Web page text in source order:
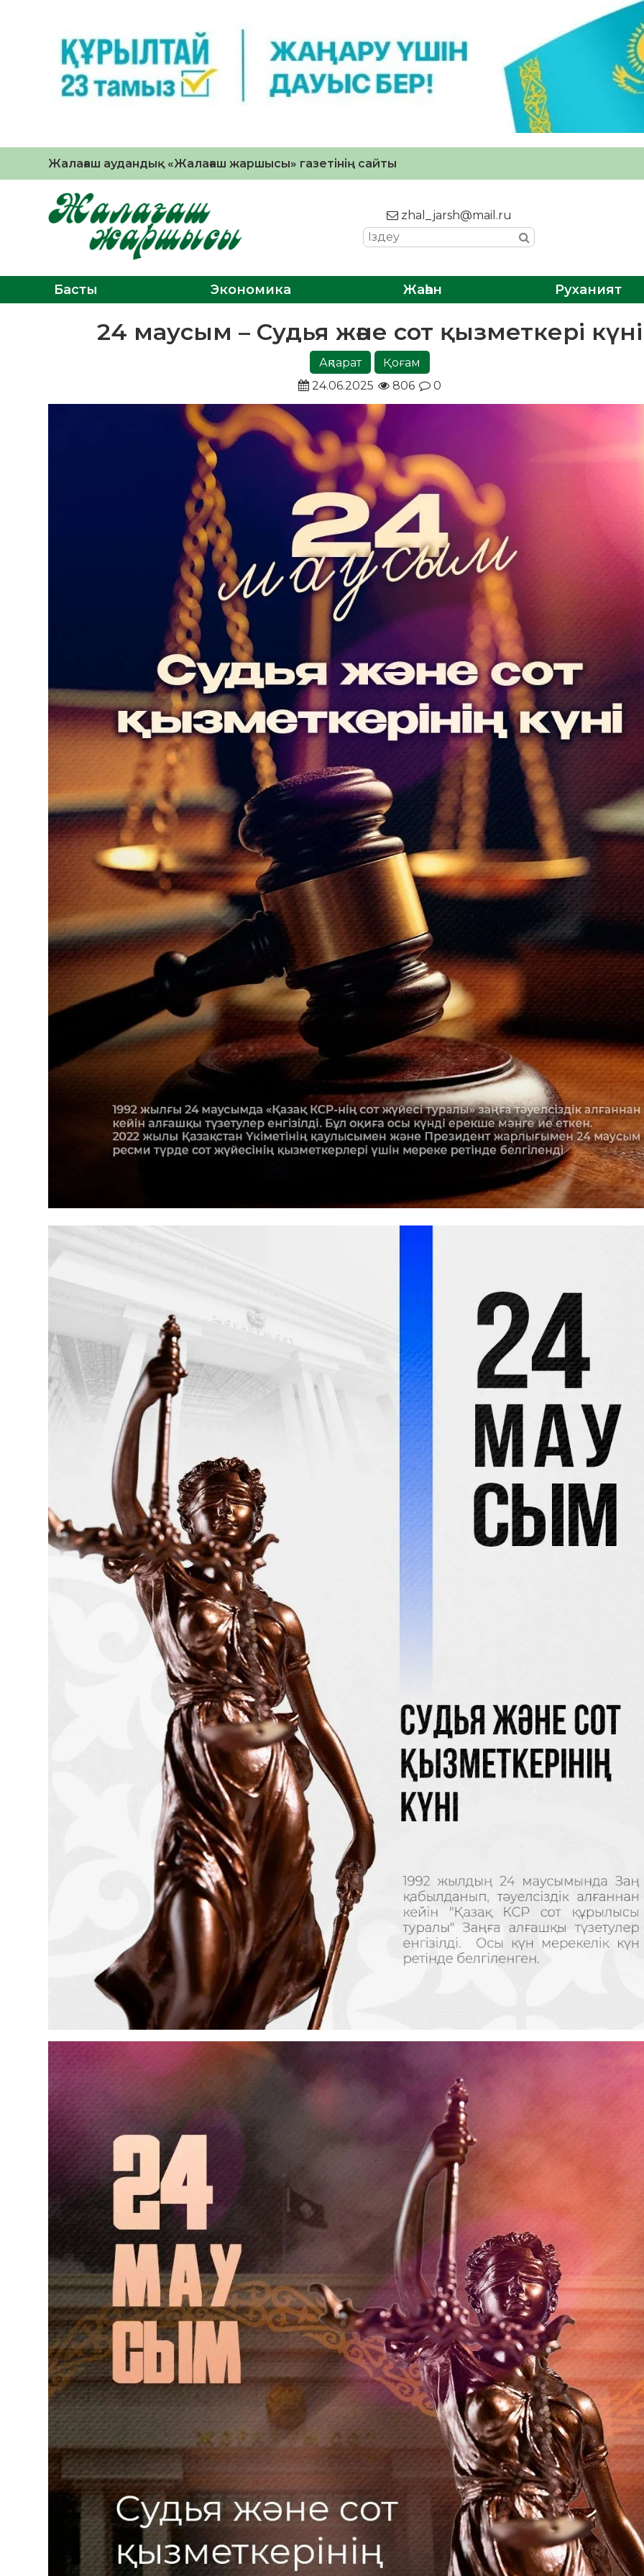
Жалағаш аудандық «Жалағаш жаршысы» газетінің сайты
zhal_jarsh@mail.ru
Басты Экономика Жаһан Руханият
24 маусым – Судья және сот қызметкері күні
Ақпарат
Қоғам
24.06.2025
806 0